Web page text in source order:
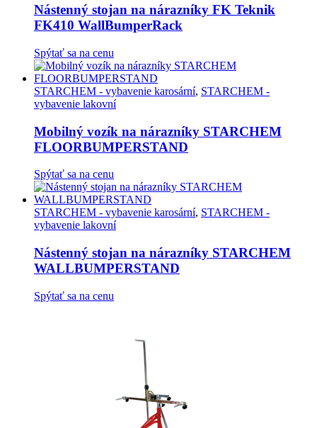
Možnosti
si
môžete
na
stránke
produktu.
Nástenný stojan na nárazníky FK Teknik
FK410 WallBumperRack
Spýtať sa na cenu
STARCHEM - vybavenie karosární, STARCHEM -
vybavenie lakovní
Mobilný vozík na nárazníky STARCHEM
FLOORBUMPERSTAND
Spýtať sa na cenu
STARCHEM - vybavenie karosární, STARCHEM -
vybavenie lakovní
Nástenný stojan na nárazníky STARCHEM
WALLBUMPERSTAND
Spýtať sa na cenu